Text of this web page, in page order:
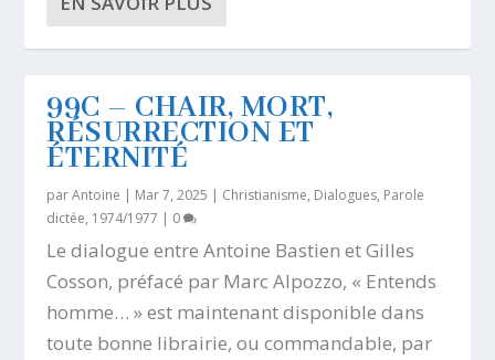
99C – CHAIR, MORT,
RÉSURRECTION ET
ÉTERNITÉ
parAntoine | Mar 7, 2025 | Christianisme, Dialogues, Parole
dictée, 1974/1977 | 0
Le dialogue entre Antoine Bastien et Gilles
Cosson, préfacé par Marc Alpozzo, « Entends
homme… » est maintenant disponible dans
toute bonne librairie, ou commandable, par